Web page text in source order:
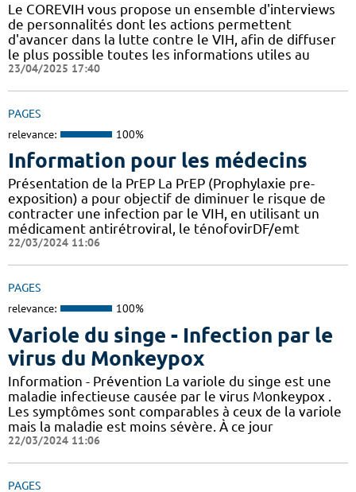
Le COREVIH vous propose un ensemble d'interviews
de personnalités dont les actions permettent
d'avancer dans la lutte contre le VIH, afin de diffuser
le plus possible toutes les informations utiles au
23/04/2025 17:40
PAGES
relevance: 100%
Information pour les médecins
Présentation de la PrEP La PrEP (Prophylaxie pre-
exposition) a pour objectif de diminuer le risque de
contracter une infection par le VIH, en utilisant un
médicament antirétroviral, le ténofovirDF/emt
22/03/2024 11:06
PAGES
relevance: 100%
Variole du singe - Infection par le
virus du Monkeypox
Information - Prévention La variole du singe est une
maladie infectieuse causée par le virus Monkeypox .
Les symptômes sont comparables à ceux de la variole
mais la maladie est moins sévère. À ce jour
22/03/2024 11:06
PAGES